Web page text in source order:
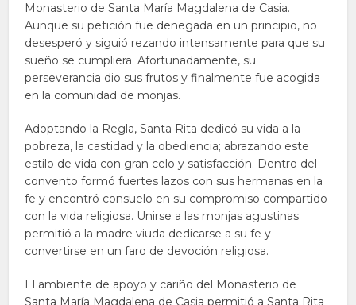
Monasterio de Santa María Magdalena de Casia.
Aunque su petición fue denegada en un principio, no
desesperó y siguió rezando intensamente para que su
sueño se cumpliera. Afortunadamente, su
perseverancia dio sus frutos y finalmente fue acogida
en la comunidad de monjas.
Adoptando la Regla, Santa Rita dedicó su vida a la
pobreza, la castidad y la obediencia; abrazando este
estilo de vida con gran celo y satisfacción. Dentro del
convento formó fuertes lazos con sus hermanas en la
fe y encontró consuelo en su compromiso compartido
con la vida religiosa. Unirse a las monjas agustinas
permitió a la madre viuda dedicarse a su fe y
convertirse en un faro de devoción religiosa.
El ambiente de apoyo y cariño del Monasterio de
Santa María Magdalena de Casia permitió a Santa Rita